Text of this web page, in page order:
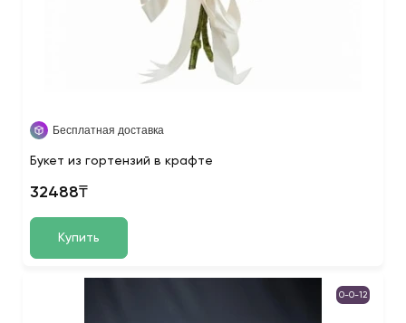
Бесплатная доставка
Букет из гортензий в крафте
32488₸
Купить
0-0-12